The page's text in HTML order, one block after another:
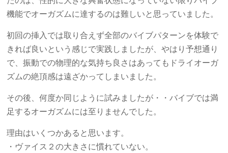
機能でオーガズムに達するのは難しいと思っていました。
初回の挿入では取り合えず全部のバイブパターンを体験で
きれば良いという感じで実践しましたが、やはり予想通り
で、振動での物理的な気持ち良さはあってもドライオーガ
ズムの絶頂感は遠ざかってしまいました。
その後、何度か同じように試みましたが・・バイブでは満
足するオーガズムには至りませんでした。
理由はいくつかあると思います。
・ヴァイス２の大きさに慣れていない。